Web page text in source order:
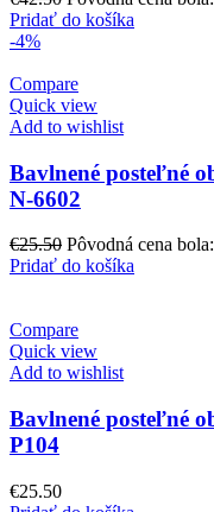
Pridať do košíka
-4%
Compare
Quick view
Add to wishlist
Bavlnené posteľné
N-6602
€25.50 Pôvodná cena
Pridať do košíka
Compare
Quick view
Add to wishlist
Bavlnené posteľné
P104
€25.50